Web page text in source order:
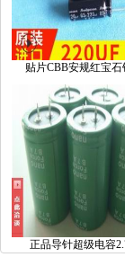
贴片CBB安规红宝
正品导针超级电容